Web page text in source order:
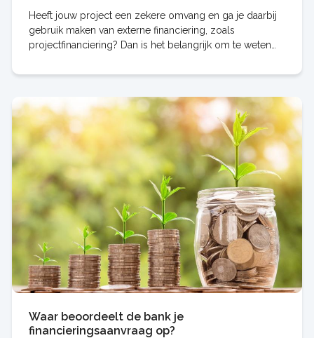
Heeft jouw project een zekere omvang en ga je daarbij
gebruik maken van externe financiering, zoals
projectfinanciering? Dan is het belangrijk om te weten
Waar beoordeelt de bank je
financieringsaanvraag op?